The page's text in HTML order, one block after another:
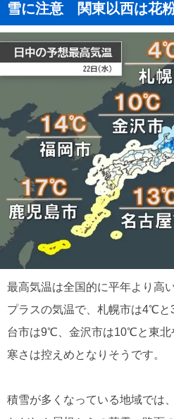
雪に注意 関東以西は花
最高気温は全国的に平年より高
プラスの気温で、札幌市は4℃と
台市は9℃、金沢市は10℃と東北
寒さは控えめとなりそうです。
積雪が多くなっている地域では